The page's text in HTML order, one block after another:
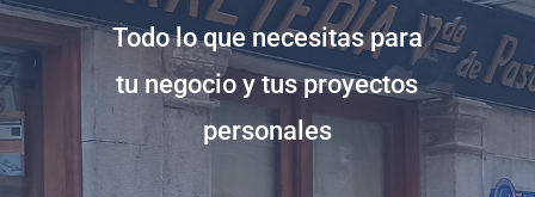
Todo lo que necesitas para
tu negocio y tus proyectos
personales